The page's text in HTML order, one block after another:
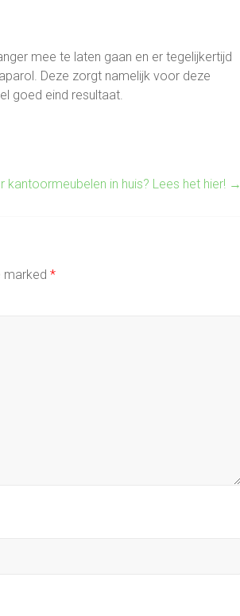
mee te laten gaan en er tegelijkertijd
Deze zorgt namelijk voor deze
goed eind resultaat.
kantoormeubelen in huis? Lees het hier! →
marked *